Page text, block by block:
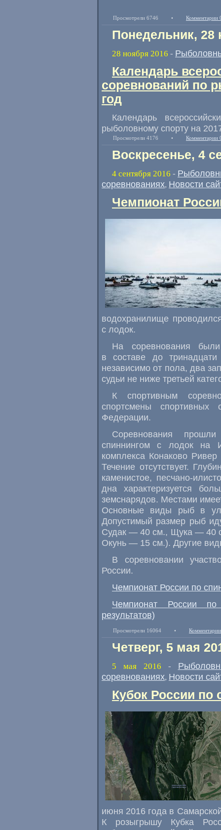
Просмотрели 6746 • Комментарии
Понедельник, 28
28 ноября 2016 -
Календарь
соревнований по
год
Календарь
рыболовному спорту на
Просмотрели 4176 • Комментарии
Воскресенье, 4
4 сентября 2016 -
соревнованиях, Новости
Чемпионат
водохранилище
с лодок.
На соревнования
в составе до тринадцати
независимо от пола, два
судьи не ниже третьей
К спортивным
спортсмены спортивных
Федерации.
Соревнования
спиннингом с лодок на
комплекса Конаково
Течение отсутствует.
каменистое, песчано-
дна характеризуется
земснарядов. Местами
Основные виды рыб в
Допустимый размер рыб
Судак — 40 см., Щука — 40
Окунь — 15 см.). Другие
В соревновании
России.
Чемпионат России по
Чемпионат России
результатов)
Просмотрели 16064 •
Четверг, 5 мая
5 мая 2016 -
соревнованиях, Новости
Кубок России по
июня 2016 года в
К розыгрышу Кубка